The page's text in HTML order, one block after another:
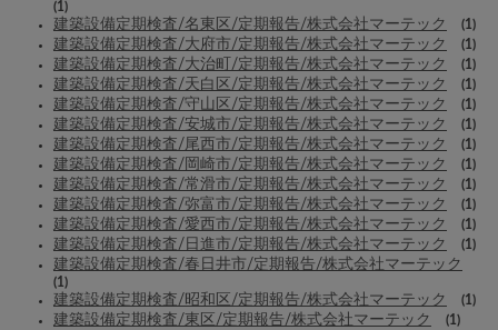
(1)
建築設備定期検査/名東区/定期報告/株式会社マーテック (1)
建築設備定期検査/大府市/定期報告/株式会社マーテック (1)
建築設備定期検査/大治町/定期報告/株式会社マーテック (1)
建築設備定期検査/天白区/定期報告/株式会社マーテック (1)
建築設備定期検査/守山区/定期報告/株式会社マーテック (1)
建築設備定期検査/安城市/定期報告/株式会社マーテック (1)
建築設備定期検査/尾西市/定期報告/株式会社マーテック (1)
建築設備定期検査/岡崎市/定期報告/株式会社マーテック (1)
建築設備定期検査/常滑市/定期報告/株式会社マーテック (1)
建築設備定期検査/弥富市/定期報告/株式会社マーテック (1)
建築設備定期検査/愛西市/定期報告/株式会社マーテック (1)
建築設備定期検査/日進市/定期報告/株式会社マーテック (1)
建築設備定期検査/春日井市/定期報告/株式会社マーテック
(1)
建築設備定期検査/昭和区/定期報告/株式会社マーテック (1)
建築設備定期検査/東区/定期報告/株式会社マーテック (1)